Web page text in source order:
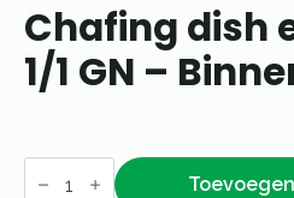
Chafing dish
1/1 GN –
Chafing
dish